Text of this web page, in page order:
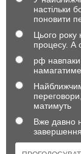
настільки
поновити
Цього року
процесу. А
рф навпаки
матимуть
Вже давно